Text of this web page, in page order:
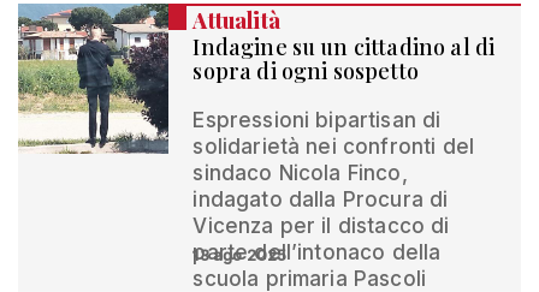
Attualità
Indagine su un cittadino al di
sopra di ogni sospetto
Espressioni bipartisan di
solidarietà nei confronti del
sindaco Nicola Finco,
indagato dalla Procura di
Vicenza per il distacco di
parte dell’intonaco della
scuola primaria Pascoli
13 ago 2025